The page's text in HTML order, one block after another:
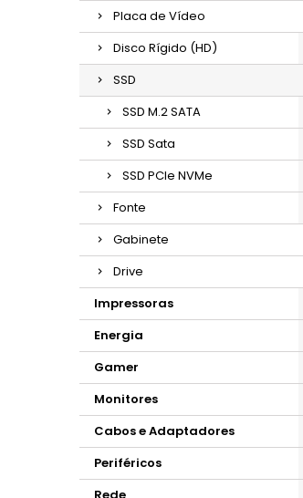
Placa de Vídeo
Disco Rígido (HD)
SSD
SSD M.2 SATA
SSD Sata
SSD PCIe NVMe
Fonte
Gabinete
Drive
Impressoras
Energia
Gamer
Monitores
Cabos e Adaptadores
Periféricos